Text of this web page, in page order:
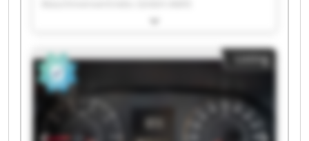
Maschinenvertriebs GmbH AMIS
Maschinenvertriebs GmbH AMIS
Maschinenvertriebs GmbH AMIS
Maschinenvertriebs GmbH AMIS
Maschinenvertriebs GmbH AMIS
Maschinenvertriebs GmbH AMIS
Maschinenvertriebs GmbH AMIS
Listing